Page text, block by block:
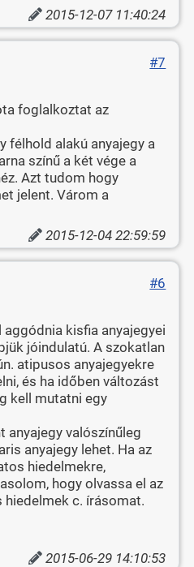
2015-12-07 11:40:24
#7
foglalkoztat az
félhold alakú anyajegy a
színű a két vége a
Azt tudom hogy
jelent. Várom a
2015-12-04 22:59:59
#6
kisfia anyajegyei
jóindulatú. A szokatlan
atipusos anyajegyekre
és ha időben változást
kell mutatni egy
anyajegy valószínűleg
anyajegy lehet. Ha az
hiedelmekre,
hogy olvassa el az
hiedelmek c. írásomat.
2015-06-29 14:10:53